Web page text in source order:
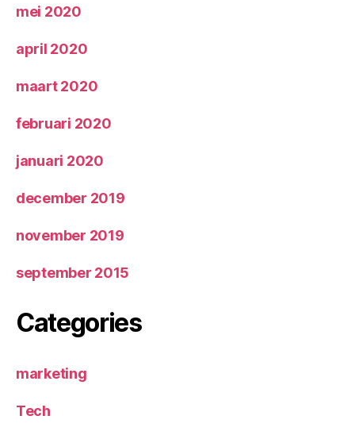
mei 2020
april 2020
maart 2020
februari 2020
januari 2020
december 2019
november 2019
september 2015
Categories
marketing
Tech